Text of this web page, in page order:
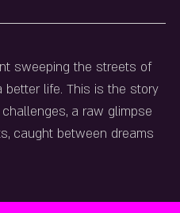
sweeping the streets of
better life. This is the story
a raw glimpse
caught between dreams